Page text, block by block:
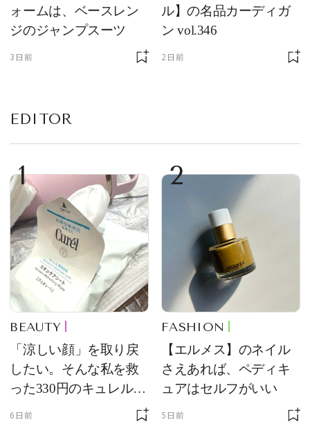
ォームは、ベースレン
ジのジャンプスーツ
3日前
ル】の名品カーディガ
ン vol.346
2日前
EDITOR
1
BEAUTY
「涼しい顔」を取り戻
したい。そんな私を救
った330円のキュレル名
6日前
2
FASHION
【エルメス】のネイル
さえあれば、ペディキ
ュアはセルフがいい
5日前